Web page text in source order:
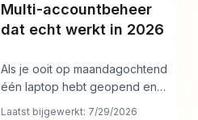
Multi-accountbeheer
dat echt werkt in 2026
Als je ooit op maandagochtend
één laptop hebt geopend en
Laatst bijgewerkt: 7/29/2026